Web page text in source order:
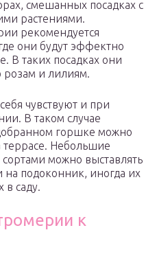
смешанных посадках с
растениями.
рекомендуется
они будут эффектно
В таких посадках они
розам и лилиям.
чувствуют и при
В таком случае
горшке можно
террасе. Небольшие
можно выставлять
подоконник, иногда их
в саду.
к